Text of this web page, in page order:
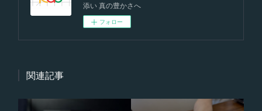
添い 真の豊かさへ
フォロー
関連記事